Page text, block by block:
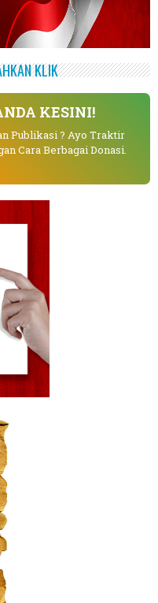
KLIK
KESINI!
Publikasi ? Ayo Traktir
Cara Berbagai Donasi.